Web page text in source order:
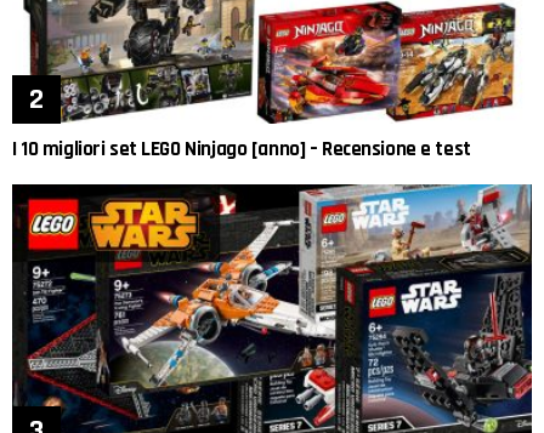
I 10 migliori set LEGO Ninjago [anno] – Recensione e test